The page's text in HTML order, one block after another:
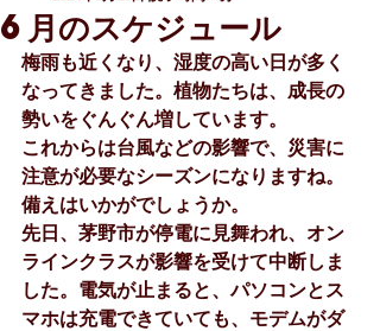
6月のスケジュール
梅雨も近くなり、湿度の高い日が多く
なってきました。植物たちは、成長の
勢いをぐんぐん増しています。
これからは台風などの影響で、災害に
注意が必要なシーズンになりますね。
備えはいかがでしょうか。
先日、茅野市が停電に見舞われ、オン
ラインクラスが影響を受けて中断しま
した。電気が止まると、パソコンとス
マホは充電できていても、モデムがダ